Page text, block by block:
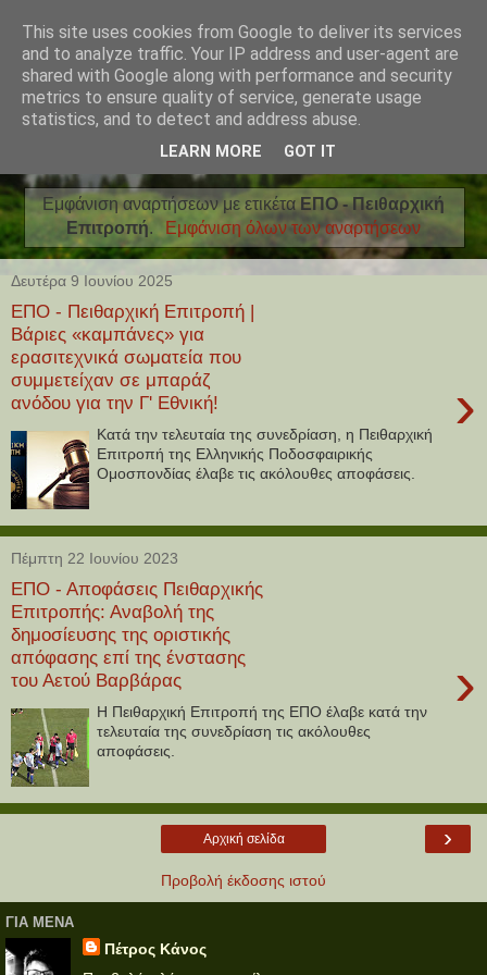
Εμφάνιση αναρτήσεων με ετικέτα ΕΠΟ - Πειθαρχική
Επιτροπή. Εμφάνιση όλων των αναρτήσεων
Δευτέρα 9 Ιουνίου 2025
ΕΠΟ - Πειθαρχική Επιτροπή |
Βάριες «καμπάνες» για
ερασιτεχνικά σωματεία που
συμμετείχαν σε μπαράζ
ανόδου για την Γ' Εθνική!
›
Κατά την τελευταία της συνεδρίαση, η Πειθαρχική
Επιτροπή της Ελληνικής Ποδοσφαιρικής
Ομοσπονδίας έλαβε τις ακόλουθες αποφάσεις.
Πέμπτη 22 Ιουνίου 2023
ΕΠΟ - Αποφάσεις Πειθαρχικής
Επιτροπής: Αναβολή της
δημοσίευσης της οριστικής
απόφασης επί της ένστασης
του Αετού Βαρβάρας
›
Η Πειθαρχική Επιτροπή της ΕΠΟ έλαβε κατά την
τελευταία της συνεδρίαση τις ακόλουθες
αποφάσεις.
›
Αρχική σελίδα
Προβολή έκδοσης ιστού
ΓΙΑ ΜΕΝΑ
Πέτρος Κάνος
This site uses cookies from Google to deliver its services
and to analyze traffic. Your IP address and user-agent are
shared with Google along with performance and security
metrics to ensure quality of service, generate usage
statistics, and to detect and address abuse.
LEARN MORE GOT IT